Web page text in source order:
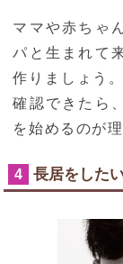
ママや赤ちゃ
パと生まれて
作りましょう
確認できたら
を始めるのが
4 長居をした